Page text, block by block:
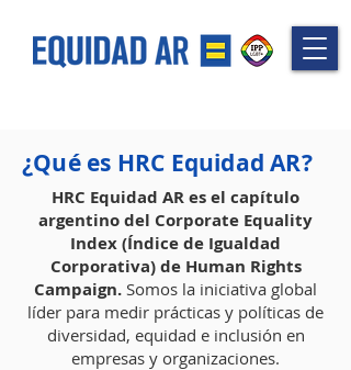
¿Qué es HRC Equidad AR?
HRC Equidad AR es el capítulo
argentino del Corporate Equality
Index (Índice de Igualdad
Corporativa) de Human Rights
Campaign. Somos la iniciativa global
líder para medir prácticas y políticas de
diversidad, equidad e inclusión en
empresas y organizaciones.